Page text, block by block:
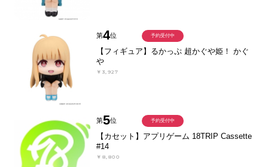
第4位
【フィギュア】るかっぷ 超かぐや姫！ かぐ
や
￥3,927
予約受付中
第5位
【カセット】アプリゲーム 18TRIP Cassette
#14
￥8,800
予約受付中